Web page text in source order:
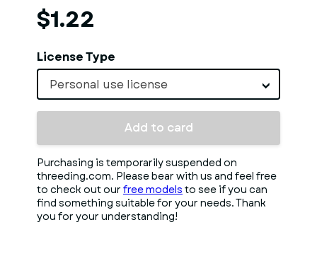
$1.22
License Type
Personal use license
Add to card
Purchasing is temporarily suspended on
threeding.com. Please bear with us and feel free
to check out our free models to see if you can
find something suitable for your needs. Thank
you for your understanding!